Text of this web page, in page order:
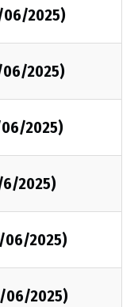
06/2025)
06/2025)
06/2025)
6/2025)
06/2025)
06/2025)